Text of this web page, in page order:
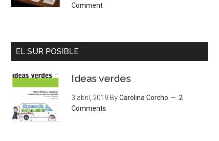
Comment
EL SUR POSIBLE
Ideas verdes
3 abril, 2019 ByCarolina Corcho
2
Comments